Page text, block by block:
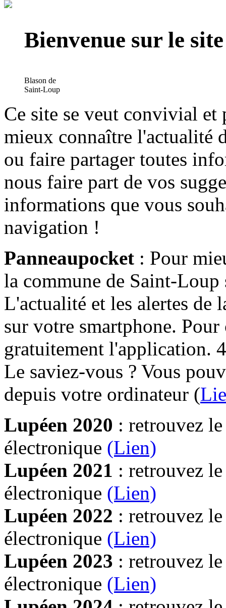
Bienvenue sur le
Blason de
Saint-Loup
Ce site se veut convivial et
mieux connaître l'actualité
ou faire partager toutes
nous faire part de vos
informations que vous
navigation !
Panneaupocket : Pour
la commune de Saint-Loup
L'actualité et les alertes de
sur votre smartphone.
gratuitement l'application.
Le saviez-vous ? Vous
depuis votre ordinateur (
Lupéen 2020 : retrouvez
électronique (Lien)
Lupéen 2021 : retrouvez
électronique (Lien)
Lupéen 2022 : retrouvez
électronique (Lien)
Lupéen 2023 : retrouvez
électronique (Lien)